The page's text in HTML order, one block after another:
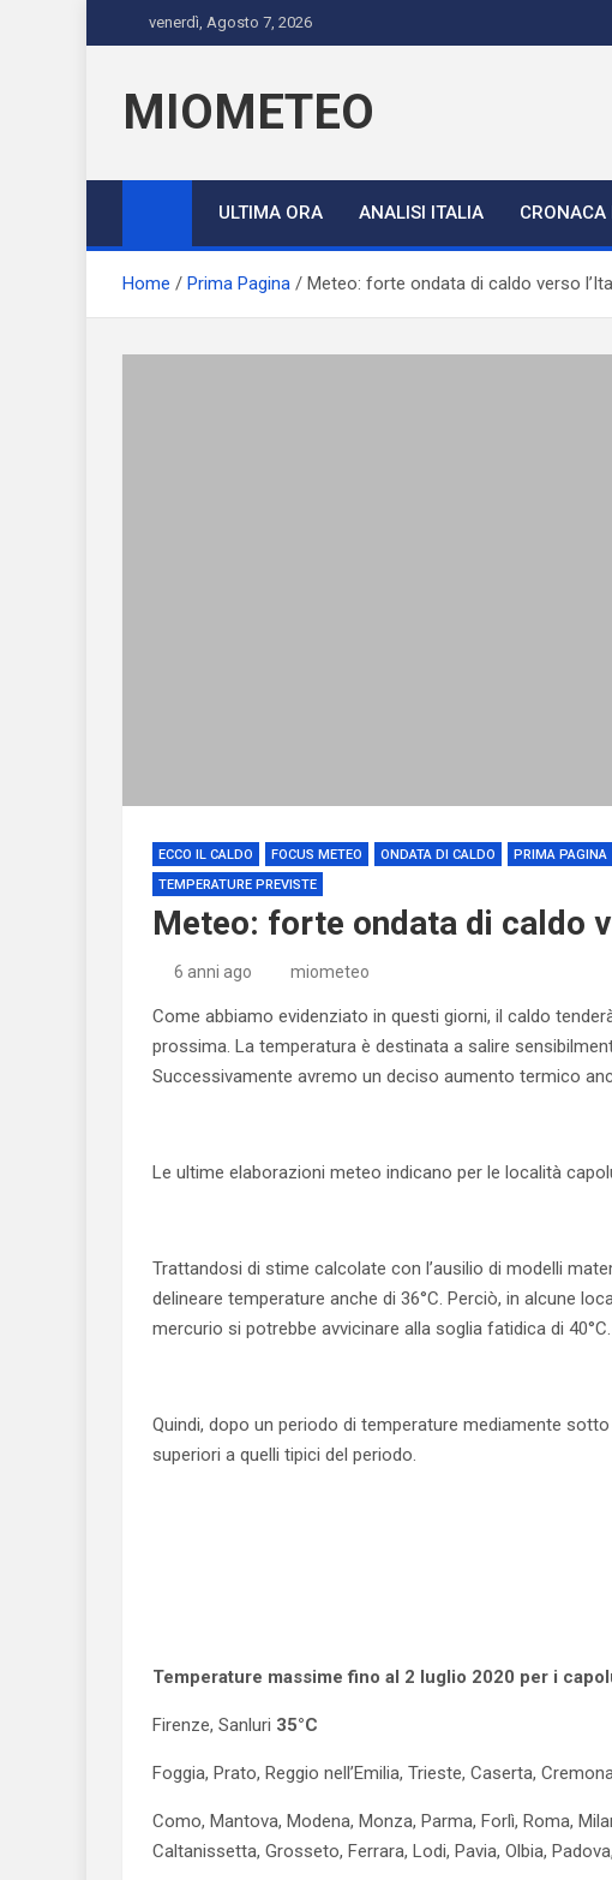
to
venerdì, Agosto 7, 2026
MIOMETEO
ULTIMA ORA ANALISI ITALIA CRONACA
Home Prima Pagina Meteo: forte ondata di caldo verso
ECCO IL CALDO FOCUS METEO ONDATA DI CALDO PRIMA PAGINA
TEMPERATURE PREVISTE
Meteo: forte ondata di caldo
6 anni ago miometeo
Come abbiamo evidenziato in questi giorni, il caldo
prossima. La temperatura è destinata a salire
Successivamente avremo un deciso aumento termico
Le ultime elaborazioni meteo indicano per le località
Trattandosi di stime calcolate con l’ausilio di modelli
delineare temperature anche di 36°C. Perciò, in alcune
mercurio si potrebbe avvicinare alla soglia fatidica di 40°C.
Quindi, dopo un periodo di temperature mediamente
superiori a quelli tipici del periodo.
Temperature massime fino al 2 luglio 2020 per i
Firenze, Sanluri 35°C
Foggia, Prato, Reggio nell’Emilia, Trieste, Caserta,
Como, Mantova, Modena, Monza, Parma, Forlì, Roma,
Caltanissetta, Grosseto, Ferrara, Lodi, Pavia, Olbia,